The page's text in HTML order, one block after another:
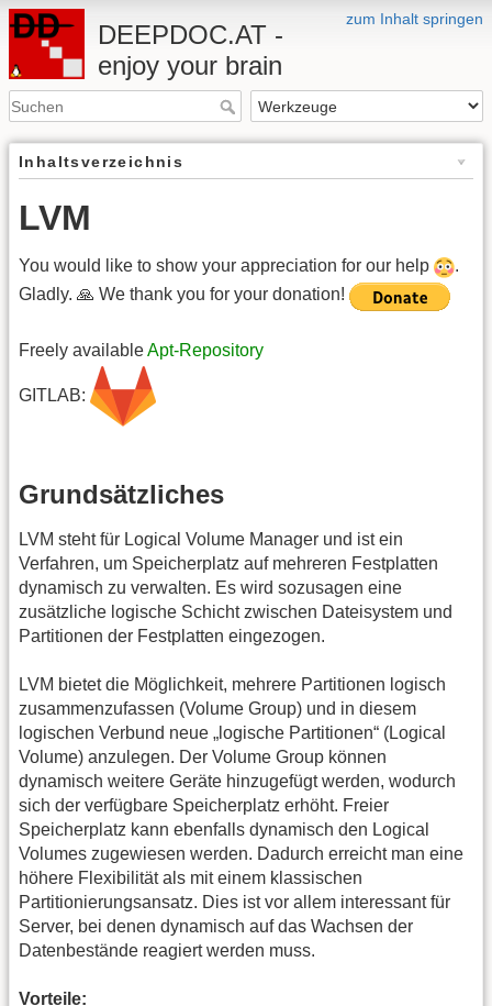
zum Inhalt springen
DEEPDOC.AT -
enjoy your brain
Inhaltsverzeichnis
LVM
You would like to show your appreciation for our help
.
Gladly. 🙏 We thank you for your donation!
Freely availableApt-Repository
GITLAB:
Grundsätzliches
LVM steht für Logical Volume Manager und ist ein
Verfahren, um Speicherplatz auf mehreren Festplatten
dynamisch zu verwalten. Es wird sozusagen eine
zusätzliche logische Schicht zwischen Dateisystem und
Partitionen der Festplatten eingezogen.
LVM bietet die Möglichkeit, mehrere Partitionen logisch
zusammenzufassen (Volume Group) und in diesem
logischen Verbund neue „logische Partitionen“ (Logical
Volume) anzulegen. Der Volume Group können
dynamisch weitere Geräte hinzugefügt werden, wodurch
sich der verfügbare Speicherplatz erhöht. Freier
Speicherplatz kann ebenfalls dynamisch den Logical
Volumes zugewiesen werden. Dadurch erreicht man eine
höhere Flexibilität als mit einem klassischen
Partitionierungsansatz. Dies ist vor allem interessant für
Server, bei denen dynamisch auf das Wachsen der
Datenbestände reagiert werden muss.
Vorteile: